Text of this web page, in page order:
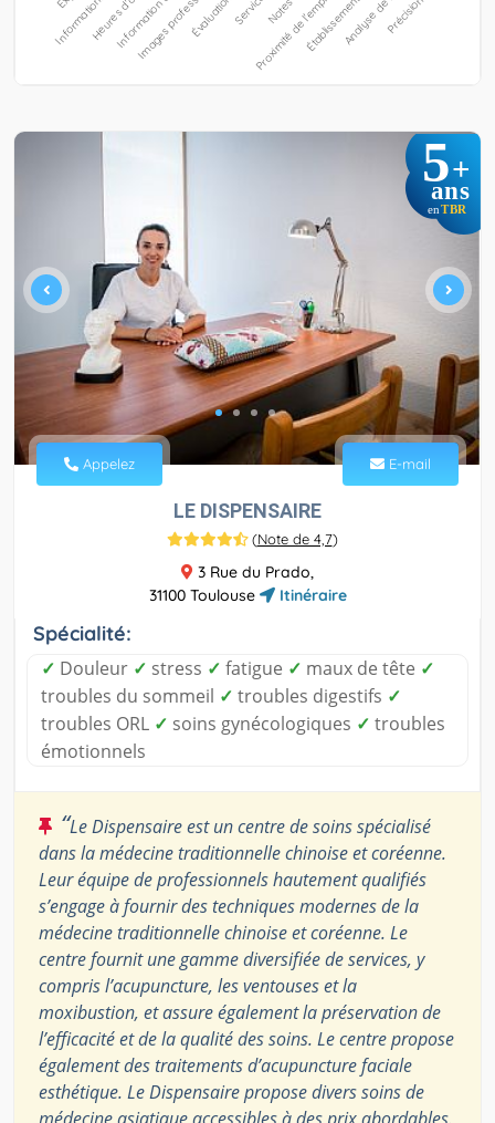
5+
ans
en TBR
Appelez E-mail
LE DISPENSAIRE
(Note de 4,7)
3 Rue du Prado,
31100 Toulouse
Itinéraire
Spécialité:
✓ Douleur ✓ stress ✓ fatigue ✓ maux de tête ✓
troubles du sommeil ✓ troubles digestifs ✓
troubles ORL ✓ soins gynécologiques ✓ troubles
émotionnels
“Le Dispensaire est un centre de soins spécialisé
dans la médecine traditionnelle chinoise et coréenne.
Leur équipe de professionnels hautement qualifiés
s’engage à fournir des techniques modernes de la
médecine traditionnelle chinoise et coréenne. Le
centre fournit une gamme diversifiée de services, y
compris l’acupuncture, les ventouses et la
moxibustion, et assure également la préservation de
l’efficacité et de la qualité des soins. Le centre propose
également des traitements d’acupuncture faciale
esthétique. Le Dispensaire propose divers soins de